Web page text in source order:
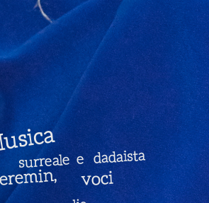
voci
surreale edadaista